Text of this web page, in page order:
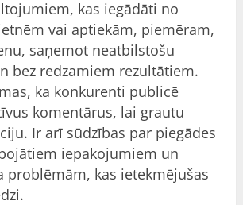
kas iegādāti no
vai aptiekām, piemēram,
saņemot neatbilstošu
bez redzamiem rezultātiem.
ka konkurenti publicē
komentārus, lai grautu
Ir arī sūdzības par piegādes
iepakojumiem un
problēmām, kas ietekmējušas